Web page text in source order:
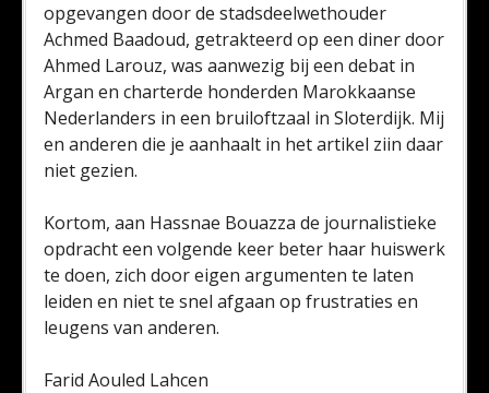
opgevangen door de stadsdeelwethouder
Achmed Baadoud, getrakteerd op een diner door
Ahmed Larouz, was aanwezig bij een debat in
Argan en charterde honderden Marokkaanse
Nederlanders in een bruiloftzaal in Sloterdijk. Mij
en anderen die je aanhaalt in het artikel ziin daar
niet gezien.
Kortom, aan Hassnae Bouazza de journalistieke
opdracht een volgende keer beter haar huiswerk
te doen, zich door eigen argumenten te laten
leiden en niet te snel afgaan op frustraties en
leugens van anderen.
Farid Aouled Lahcen